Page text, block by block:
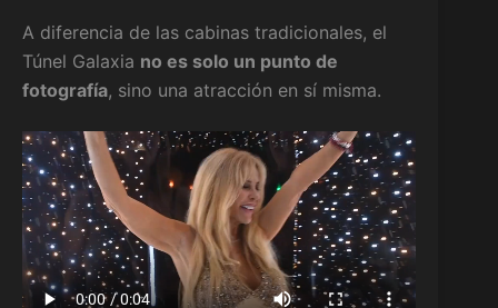
A diferencia de las cabinas tradicionales, el
Túnel Galaxia no es solo un punto de
fotografía, sino una atracción en sí misma.